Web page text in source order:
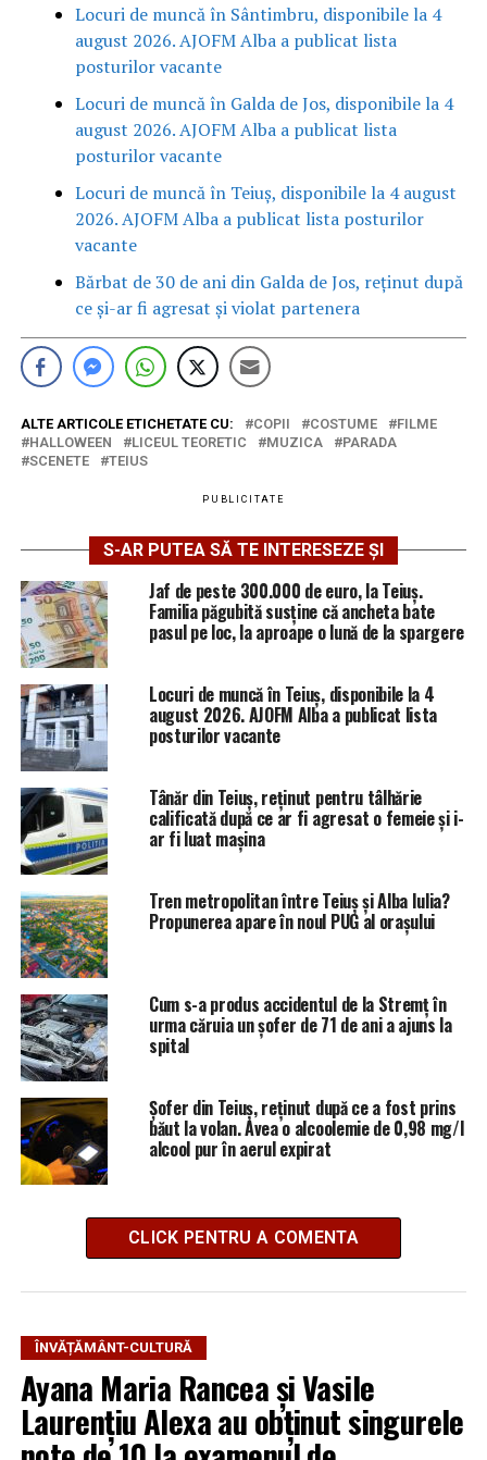
Locuri de muncă în Sântimbru, disponibile la 4
august 2026. AJOFM Alba a publicat lista
posturilor vacante
Locuri de muncă în Galda de Jos, disponibile la 4
august 2026. AJOFM Alba a publicat lista
posturilor vacante
Locuri de muncă în Teiuș, disponibile la 4 august
2026. AJOFM Alba a publicat lista posturilor
vacante
Bărbat de 30 de ani din Galda de Jos, reținut după
ce și-ar fi agresat și violat partenera
ALTE ARTICOLE ETICHETATE CU: COPII COSTUME
FILME
HALLOWEEN
LICEUL TEORETIC MUZICA
PARADA
SCENETE
TEIUS
PUBLICITATE
S-AR PUTEA SĂ TE INTERESEZE ȘI
Jaf de peste 300.000 de euro, la Teiuș.
Familia păgubită susține că ancheta bate
pasul pe loc, la aproape o lună de la spargere
Locuri de muncă în Teiuș, disponibile la 4
august 2026. AJOFM Alba a publicat lista
posturilor vacante
Tânăr din Teiuș, reținut pentru tâlhărie
calificată după ce ar fi agresat o femeie și i-
ar fi luat mașina
Tren metropolitan între Teiuș și Alba Iulia?
Propunerea apare în noul PUG al orașului
Cum s-a produs accidentul de la Stremț în
urma căruia un șofer de 71 de ani a ajuns la
spital
Șofer din Teiuș, reținut după ce a fost prins
băut la volan. Avea o alcoolemie de 0,98 mg/l
alcool pur în aerul expirat
CLICK PENTRU A COMENTA
ÎNVĂȚĂMÂNT-CULTURĂ
Ayana Maria Rancea și Vasile
Laurențiu Alexa au obținut singurele